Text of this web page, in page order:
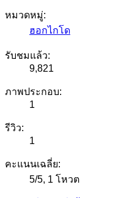
หมวดหมู่:
ฮอกไกโด
รับชมแล้ว:
9,821
ภาพประกอบ:
1
รีวิว:
1
คะแนนเฉลี่ย:
5/5, 1 โหวต